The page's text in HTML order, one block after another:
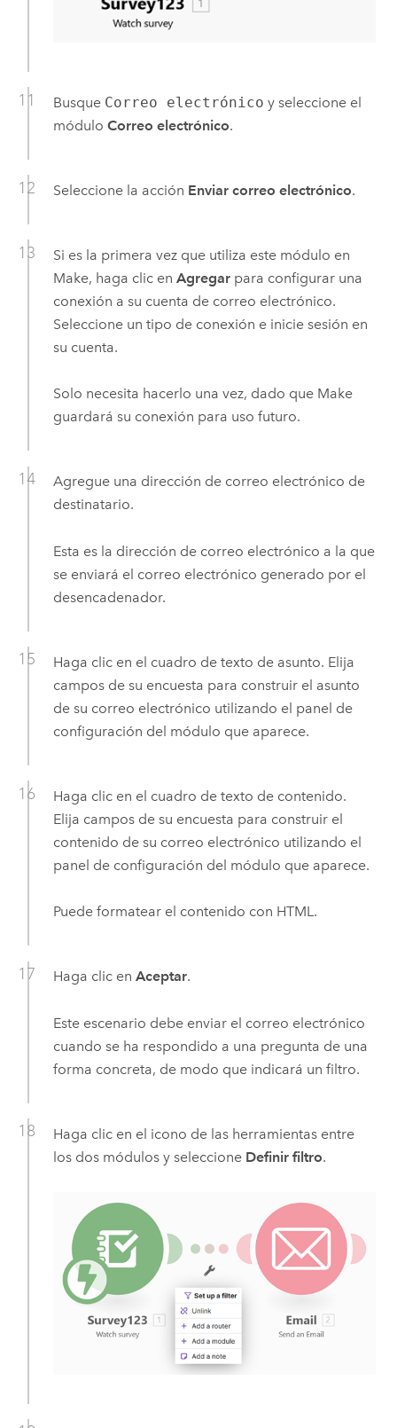
Busque Correo electrónico y seleccione el
módulo Correo electrónico.
Seleccione la acción Enviar correo electrónico.
Si es la primera vez que utiliza este módulo en
Make, haga clic en Agregarpara configurar una
conexión a su cuenta de correo electrónico.
Seleccione un tipo de conexión e inicie sesión en
su cuenta.
Solo necesita hacerlo una vez, dado que Make
guardará su conexión para uso futuro.
Agregue una dirección de correo electrónico de
destinatario.
Esta es la dirección de correo electrónico a la que
se enviará el correo electrónico generado por el
desencadenador.
Haga clic en el cuadro de texto de asunto. Elija
campos de su encuesta para construir el asunto
de su correo electrónico utilizando el panel de
configuración del módulo que aparece.
Haga clic en el cuadro de texto de contenido.
Elija campos de su encuesta para construir el
contenido de su correo electrónico utilizando el
panel de configuración del módulo que aparece.
Puede formatear el contenido con HTML.
Haga clic en Aceptar.
Este escenario debe enviar el correo electrónico
cuando se ha respondido a una pregunta de una
forma concreta, de modo que indicará un filtro.
Haga clic en el icono de las herramientas entre
los dos módulos y seleccione Definir filtro.